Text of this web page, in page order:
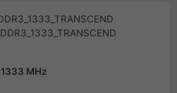
1333 MHz